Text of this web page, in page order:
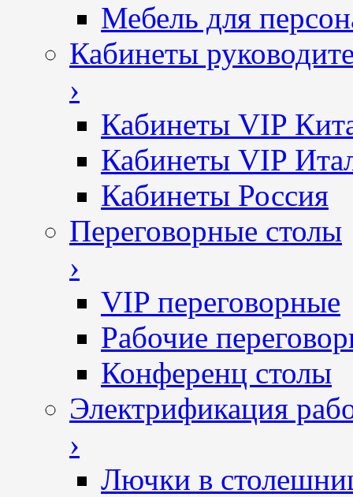
Мебель для
Кабинеты
›
Кабинеты VIP
Кабинеты VIP
Кабинеты Россия
Переговорные столы
›
VIP переговорные
Рабочие
Конференц столы
Электрификация
›
Лючки в